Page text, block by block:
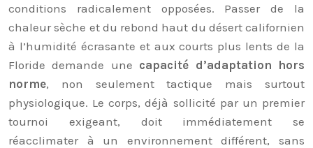
conditions radicalement opposées. Passer de la
chaleur sèche et du rebond haut du désert californien
à l’humidité écrasante et aux courts plus lents de la
Floride demande une capacité d’adaptation hors
norme, non seulement tactique mais surtout
physiologique. Le corps, déjà sollicité par un premier
tournoi exigeant, doit immédiatement se
réacclimater à un environnement différent, sans